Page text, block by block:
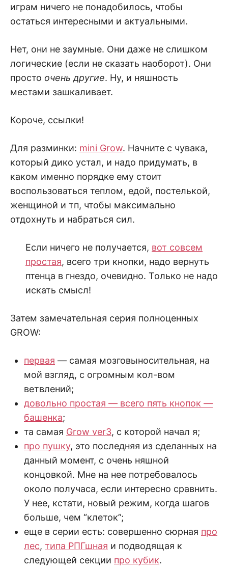
играм ничего не понадобилось, чтобы
остаться интересными и актуальными.
Нет, они не заумные. Они даже не слишком
логические (если не сказать наоборот). Они
просто очень другие. Ну, и няшность
местами зашкаливает.
Короче, ссылки!
Для разминки: mini Grow. Начните с чувака,
который дико устал, и надо придумать, в
каком именно порядке ему стоит
воспользоваться теплом, едой, постелькой,
женщиной и тп, чтобы максимально
отдохнуть и набраться сил.
Если ничего не получается, вот совсем
простая, всего три кнопки, надо вернуть
птенца в гнездо, очевидно. Только не надо
искать смысл!
Затем замечательная серия полноценных
GROW:
первая — самая мозговыносительная, на
мой взгляд, с огромным кол-вом
ветвлений;
довольно простая — всего пять кнопок —
башенка;
та самая Grow ver3, с которой начал я;
про пушку, это последняя из сделанных на
данный момент, с очень няшной
концовкой. Мне на нее потребовалось
около получаса, если интересно сравнить.
У нее, кстати, новый режим, когда шагов
больше, чем “клеток”;
еще в серии есть: совершенно сюрная про
лес, типа РПГшная и подводящая к
следующей секции про кубик.